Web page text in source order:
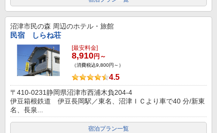
沼津市民の森 周辺のホテル・旅館
民宿 しらね荘
[最安料金]
8,910円～
（消費税込9,800円～）
4.5
〒410-0231静岡県沼津市西浦木負204-4
伊豆箱根鉄道 伊豆長岡駅／東名、沼津ＩＣより車で40 分/新東
名、長泉...
宿泊プラン一覧